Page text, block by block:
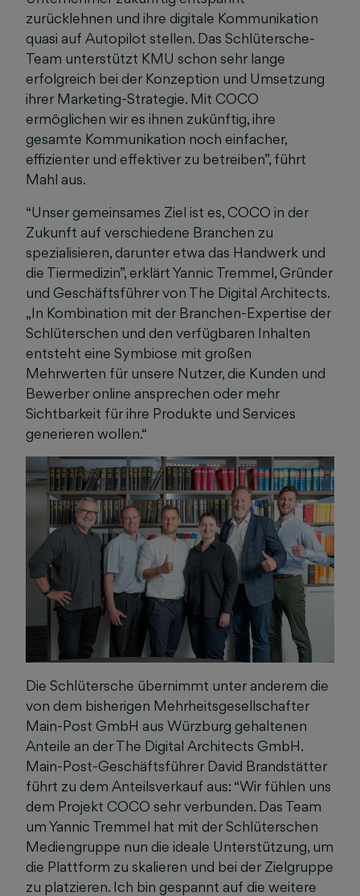
zurücklehnen und ihre digitale Kommunikation
quasi auf Autopilot stellen. Das Schlütersche-
Team unterstützt KMU schon sehr lange
erfolgreich bei der Konzeption und Umsetzung
ihrer Marketing-Strategie. Mit COCO
ermöglichen wir es ihnen zukünftig, ihre
gesamte Kommunikation noch einfacher,
effizienter und effektiver zu betreiben”, führt
Mahl aus.
“Unser gemeinsames Ziel ist es, COCO in der
Zukunft auf verschiedene Branchen zu
spezialisieren, darunter etwa das Handwerk und
die Tiermedizin”, erklärt Yannic Tremmel, Gründer
und Geschäftsführer von The Digital Architects.
„In Kombination mit der Branchen-Expertise der
Schlüterschen und den verfügbaren Inhalten
entsteht eine Symbiose mit großen
Mehrwerten für unsere Nutzer, die Kunden und
Bewerber online ansprechen oder mehr
Sichtbarkeit für ihre Produkte und Services
generieren wollen.“
Die Schlütersche übernimmt unter anderem die
von dem bisherigen Mehrheitsgesellschafter
Main-Post GmbH aus Würzburg gehaltenen
Anteile an der The Digital Architects GmbH.
Main-Post-Geschäftsführer David Brandstätter
führt zu dem Anteilsverkauf aus: “Wir fühlen uns
dem Projekt COCO sehr verbunden. Das Team
um Yannic Tremmel hat mit der Schlüterschen
Mediengruppe nun die ideale Unterstützung, um
die Plattform zu skalieren und bei der Zielgruppe
zu platzieren. Ich bin gespannt auf die weitere